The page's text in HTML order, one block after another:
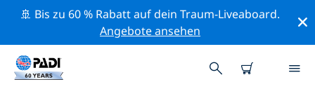
🚢 Bis zu 60 % Rabatt auf dein Traum-Liveaboard.
Angebote ansehen